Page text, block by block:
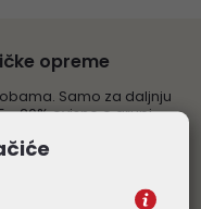
opreme
Samo za daljnju
20% ovisno o grupi